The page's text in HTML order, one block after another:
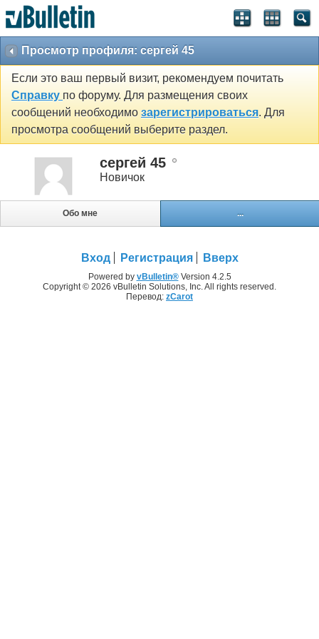
Просмотр профиля: сергей 45
Если это ваш первый визит, рекомендуем почитать
Справку по форуму. Для размещения своих
сообщений необходимо зарегистрироваться. Для
просмотра сообщений выберите раздел.
сергей 45
Новичок
Обо мне ...
Вход Регистрация Вверх
Powered by vBulletin®Version 4.2.5
Copyright © 2026 vBulletin Solutions, Inc. All rights reserved.
Перевод: zCarot